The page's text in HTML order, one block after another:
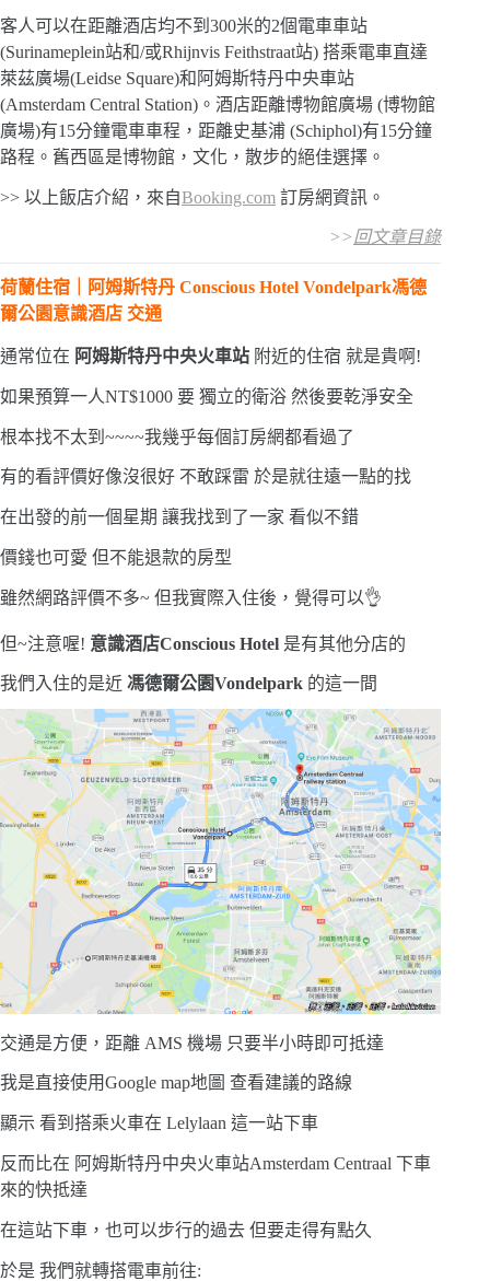
客人可以在距離酒店均不到300米的2個電車車站
(Surinameplein站和/或Rhijnvis Feithstraat站) 搭乘電車直達
萊茲廣場(Leidse Square)和阿姆斯特丹中央車站
(Amsterdam Central Station)。酒店距離博物館廣場 (博物館
廣場)有15分鐘電車車程，距離史基浦 (Schiphol)有15分鐘
路程。舊西區是博物館，文化，散步的絕佳選擇。
>> 以上飯店介紹，來自Booking.com 訂房網資訊。
>>回文章目錄
荷蘭住宿｜阿姆斯特丹 Conscious Hotel Vondelpark馮德
爾公園意識酒店 交通
通常位在 阿姆斯特丹中央火車站 附近的住宿 就是貴啊!
如果預算一人NT$1000 要 獨立的衛浴 然後要乾淨安全
根本找不太到~~~~我幾乎每個訂房網都看過了
有的看評價好像沒很好 不敢踩雷 於是就往遠一點的找
在出發的前一個星期 讓我找到了一家 看似不錯
價錢也可愛 但不能退款的房型
雖然網路評價不多~ 但我實際入住後，覺得可以👌
但~注意喔! 意識酒店Conscious Hotel 是有其他分店的
我們入住的是近 馮德爾公園Vondelpark 的這一間
交通是方便，距離 AMS 機場 只要半小時即可抵達
我是直接使用Google map地圖 查看建議的路線
顯示 看到搭乘火車在 Lelylaan 這一站下車
反而比在 阿姆斯特丹中央火車站Amsterdam Centraal 下車
來的快抵達
在這站下車，也可以步行的過去 但要走得有點久
於是 我們就轉搭電車前往: